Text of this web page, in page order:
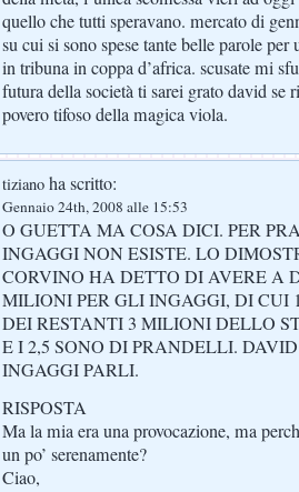
quello che tutti speravano. mercato di
su cui si sono spese tante belle parole
in tribuna in coppa d’africa. scusate mi
futura della società ti sarei grato david se
povero tifoso della magica viola.
tiziano ha scritto:
Gennaio 24th, 2008 alle 15:53
O GUETTA MA COSA DICI. PER
INGAGGI NON ESISTE. LO
CORVINO HA DETTO DI AVERE A
MILIONI PER GLI INGAGGI, DI CUI
DEI RESTANTI 3 MILIONI DELLO
E I 2,5 SONO DI PRANDELLI.
INGAGGI PARLI.
RISPOSTA
Ma la mia era una provocazione, ma
un po’ serenamente?
Ciao,